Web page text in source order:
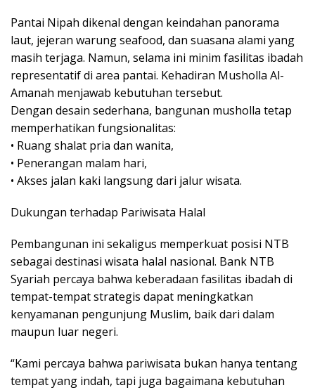
Pantai Nipah dikenal dengan keindahan panorama
laut, jejeran warung seafood, dan suasana alami yang
masih terjaga. Namun, selama ini minim fasilitas ibadah
representatif di area pantai. Kehadiran Musholla Al-
Amanah menjawab kebutuhan tersebut.
Dengan desain sederhana, bangunan musholla tetap
memperhatikan fungsionalitas:
• Ruang shalat pria dan wanita,
• Penerangan malam hari,
• Akses jalan kaki langsung dari jalur wisata.
Dukungan terhadap Pariwisata Halal
Pembangunan ini sekaligus memperkuat posisi NTB
sebagai destinasi wisata halal nasional. Bank NTB
Syariah percaya bahwa keberadaan fasilitas ibadah di
tempat-tempat strategis dapat meningkatkan
kenyamanan pengunjung Muslim, baik dari dalam
maupun luar negeri.
“Kami percaya bahwa pariwisata bukan hanya tentang
tempat yang indah, tapi juga bagaimana kebutuhan